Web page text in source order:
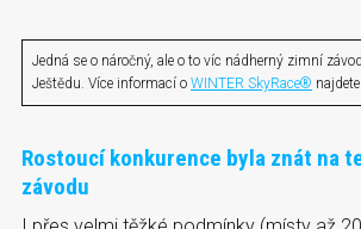
Jedná se o náročný, ale o to víc nádherný zimní
Ještědu. Více informací o WINTER SkyRace®
Rostoucí konkurence byla znát na
závodu